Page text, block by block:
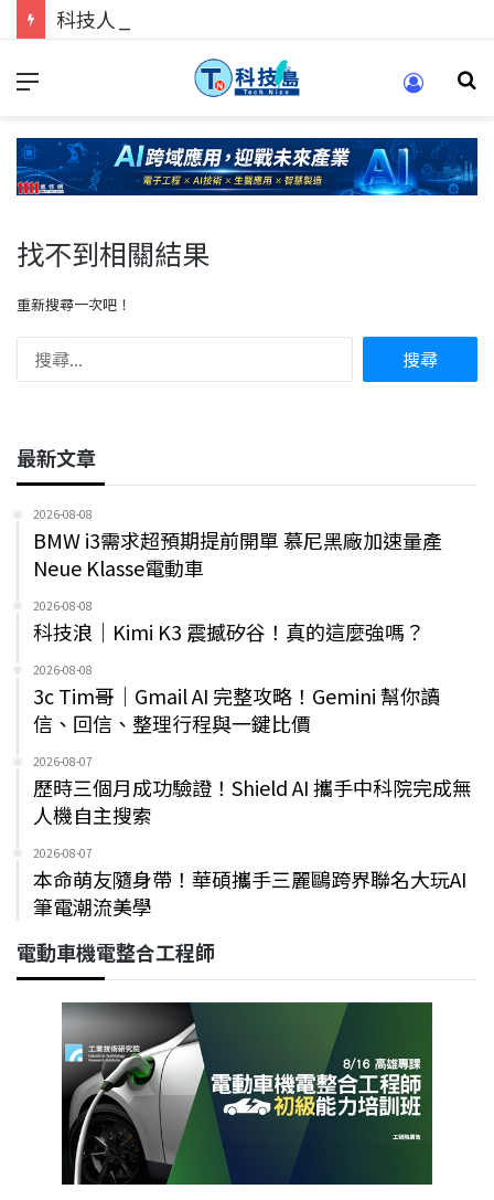
找不到相關結果
重新搜尋一次吧！
最新文章
2026-08-08
BMW i3需求超預期提前開單 慕尼黑廠加速量產
Neue Klasse電動車
2026-08-08
科技浪｜Kimi K3 震撼矽谷！真的這麼強嗎？
2026-08-08
3c Tim哥｜Gmail AI 完整攻略！Gemini 幫你讀
信、回信、整理行程與一鍵比價
2026-08-07
歷時三個月成功驗證！Shield AI 攜手中科院完成無
人機自主搜索
2026-08-07
本命萌友隨身帶！華碩攜手三麗鷗跨界聯名大玩AI
筆電潮流美學
電動車機電整合工程師